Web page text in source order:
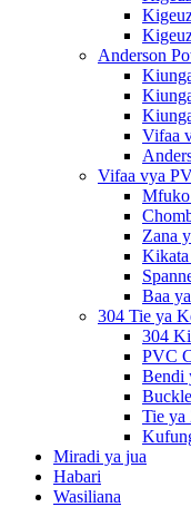
Anderson
Vifaa
Vifaa vya
Mfuko
Zana
Baa
304 Tie ya
304
PVC
Bendi
Tie ya
Miradi ya jua
Habari
Wasiliana